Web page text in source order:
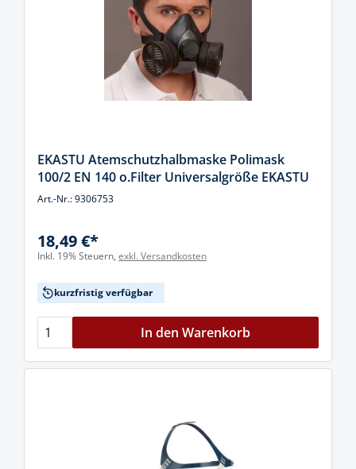
EKASTU Atemschutzhalbmaske Polimask
100/2 EN 140 o.Filter Universalgröße EKASTU
Art.-Nr.: 9306753
18,49 €*
Inkl. 19% Steuern, exkl. Versandkosten
kurzfristig verfügbar
In den Warenkorb